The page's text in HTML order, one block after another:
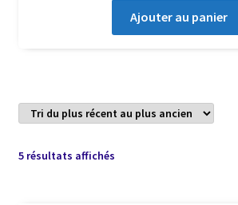
Ajouter au panier
5 résultats affichésTrié